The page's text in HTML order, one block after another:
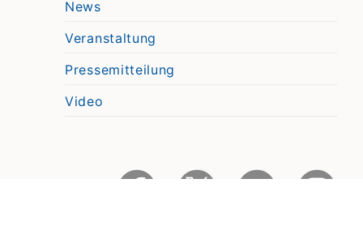
News
Veranstaltung
Pressemitteilung
Video